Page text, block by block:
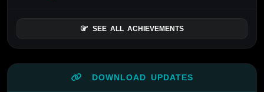
SEE ALL ACHIEVEMENTS
DOWNLOAD UPDATES